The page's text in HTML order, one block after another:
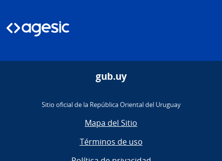
gub.uy
Sitio oficial de la República Oriental del Uruguay
Mapa del Sitio
Términos de uso